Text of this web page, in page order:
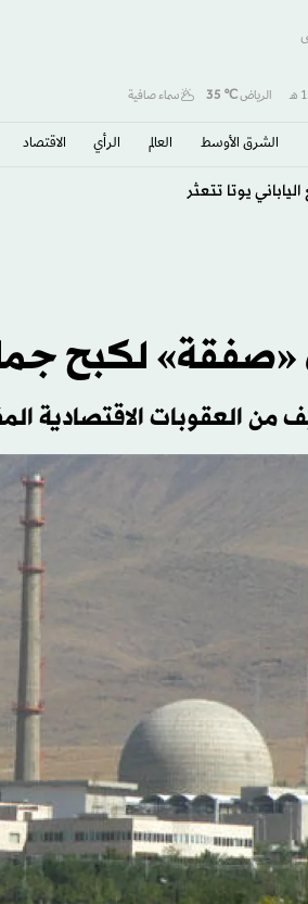
الرياض℃
35 سماء صافية
الشرق الأوسط​ العالم الرأي الاقتصاد
وسانشيز… ويطالب بانسحاب إسبانيا إذا
«صفقة» لكبح
من العقوبات الاقتصادية